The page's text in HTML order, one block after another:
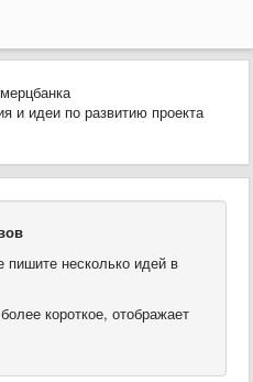
идеи по развитию проекта
несколько идей в
короткое, отображает